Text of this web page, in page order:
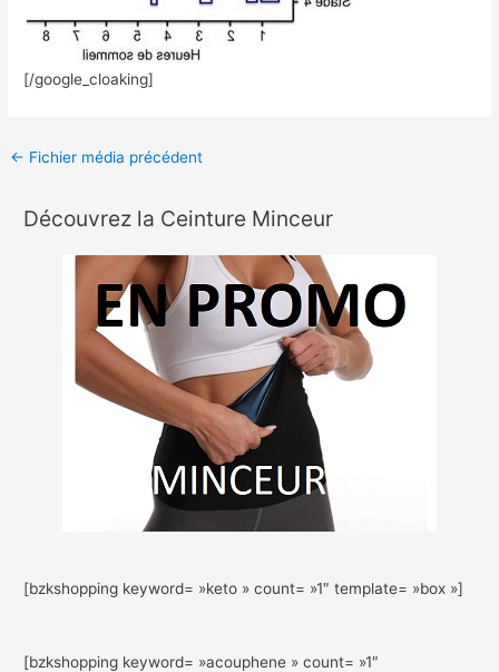
[/google_cloaking]
← Fichier média précédent
Découvrez la Ceinture Minceur
[bzkshopping keyword= »keto » count= »1″ template= »box »]
[bzkshopping keyword= »acouphene » count= »1″